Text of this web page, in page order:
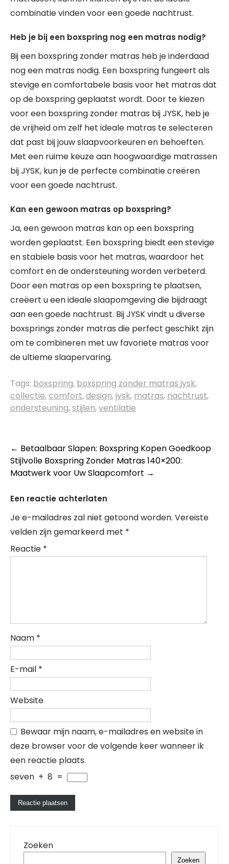
combinatie vinden voor een goede nachtrust.
Heb je bij een boxspring nog een matras nodig?
Bij een boxspring zonder matras heb je inderdaad
nog een matras nodig. Een boxspring fungeert als
stevige en comfortabele basis voor het matras dat
op de boxspring geplaatst wordt. Door te kiezen
voor een boxspring zonder matras bij JYSK, heb je
de vrijheid om zelf het ideale matras te selecteren
dat past bij jouw slaapvoorkeuren en behoeften.
Met een ruime keuze aan hoogwaardige matrassen
bij JYSK, kun je de perfecte combinatie creëren
voor een goede nachtrust.
Kan een gewoon matras op boxspring?
Ja, een gewoon matras kan op een boxspring
worden geplaatst. Een boxspring biedt een stevige
en stabiele basis voor het matras, waardoor het
comfort en de ondersteuning worden verbeterd.
Door een matras op een boxspring te plaatsen,
creëert u een ideale slaapomgeving die bijdraagt
aan een goede nachtrust. Bij JYSK vindt u diverse
boxsprings zonder matras die perfect geschikt zijn
om te combineren met uw favoriete matras voor
de ultieme slaapervaring.
Tags: boxspring, boxspring zonder matras jysk,
collectie,comfort,design,jysk, matras, nachtrust,
ondersteuning,stijlen,ventilatie
Berichtnavigatie
← Betaalbaar Slapen: Boxspring Kopen Goedkoop
Stijlvolle Boxspring Zonder Matras 140×200:
Maatwerk voor Uw Slaapcomfort →
Een reactie achterlaten
Je e-mailadres zal niet getoond worden. Vereiste
velden zijn gemarkeerd met *
Reactie *
Naam *
E-mail *
Website
Bewaar mijn naam, e-mailadres en website in
deze browser voor de volgende keer wanneer ik
een reactie plaats.
seven + 8 =
Zoeken
Zoeken